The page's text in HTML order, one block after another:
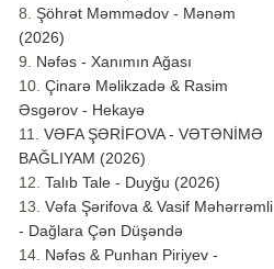
Şöhrət Məmmədov - Mənəm
(2026)
Nəfəs - Xanımın Ağası
Çinarə Məlikzadə & Rasim
Əsgərov - Hekayə
VƏFA ŞƏRİFOVA - VƏTƏNİMƏ
BAĞLIYAM (2026)
Talıb Tale - Duyğu (2026)
Vəfa Şərifova & Vasif Məhərrəmli
- Dağlara Çən Düşəndə
Nəfəs & Punhan Piriyev -